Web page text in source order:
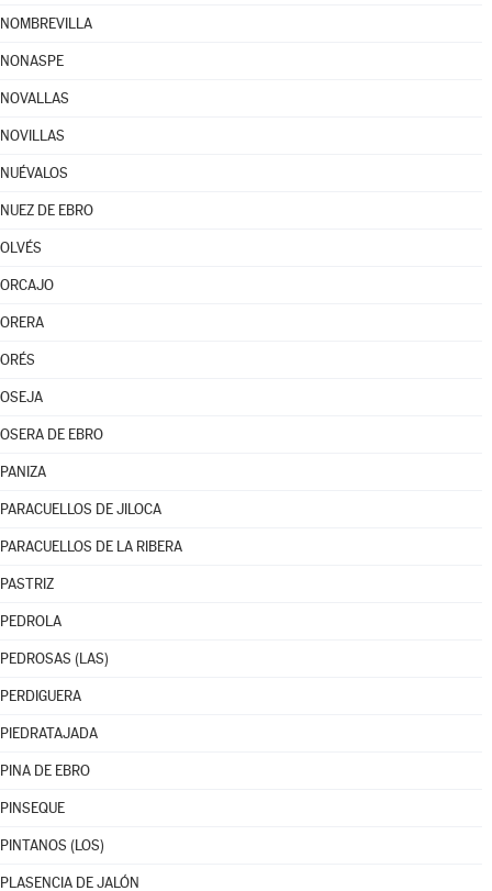
NOMBREVILLA
NONASPE
NOVALLAS
NOVILLAS
NUÉVALOS
NUEZ DE EBRO
OLVÉS
ORCAJO
ORERA
ORÉS
OSEJA
OSERA DE EBRO
PANIZA
PARACUELLOS DE JILOCA
PARACUELLOS DE LA RIBERA
PASTRIZ
PEDROLA
PEDROSAS (LAS)
PERDIGUERA
PIEDRATAJADA
PINA DE EBRO
PINSEQUE
PINTANOS (LOS)
PLASENCIA DE JALÓN